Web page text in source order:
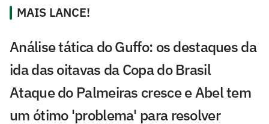
MAIS LANCE!
Análise tática do Guffo: os destaques da
ida das oitavas da Copa do Brasil
Ataque do Palmeiras cresce e Abel tem
um ótimo 'problema' para resolver